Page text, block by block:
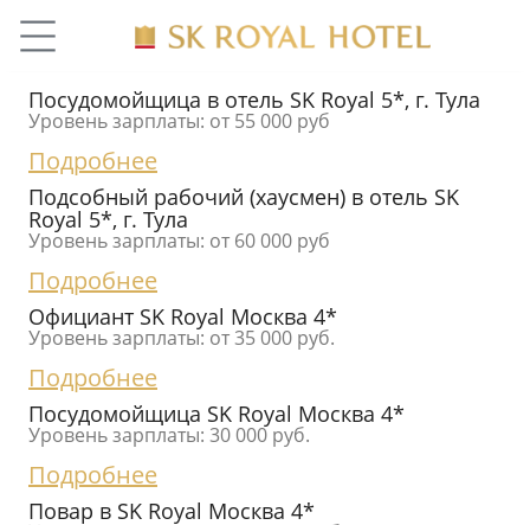
Посудомойщица в отель SK Royal 5*, г. Тула
Уровень зарплаты: от 55 000 руб
Подробнее
Подсобный рабочий (хаусмен) в отель SK
Royal 5*, г. Тула
Уровень зарплаты: от 60 000 руб
Подробнее
Официант SK Royal Москва 4*
Уровень зарплаты: от 35 000 руб.
Подробнее
Посудомойщица SK Royal Москва 4*
Уровень зарплаты: 30 000 руб.
Подробнее
Повар в SK Royal Москва 4*